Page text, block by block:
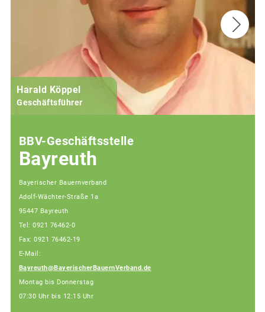
Harald Köppel
Geschäftsführer
BBV-Geschäftsstelle
Bayreuth
Bayerischer Bauernverband
Adolf-Wächter-Straße 1a
95447 Bayreuth
Tel: 0921 76462-0
Fax: 0921 76462-19
E-Mail:
Bayreuth@BayerischerBauernVerband.de
Montag bis Donnerstag
07:30 Uhr bis 12:15 Uhr